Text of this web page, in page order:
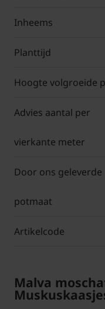
Inheems
Planttijd
Hoogte volgroeide
Advies aantal per
vierkante meter
Door ons geleverde
potmaat
Artikelcode
Malva